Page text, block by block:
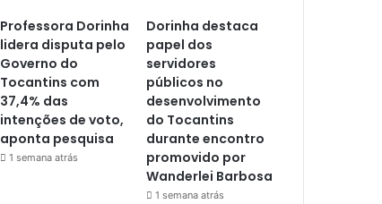
Professora Dorinha
lidera disputa pelo
Governo do
Tocantins com
37,4% das
intenções de voto,
aponta pesquisa
1 semana atrás
Dorinha destaca
papel dos
servidores
públicos no
desenvolvimento
do Tocantins
durante encontro
promovido por
Wanderlei Barbosa
1 semana atrás